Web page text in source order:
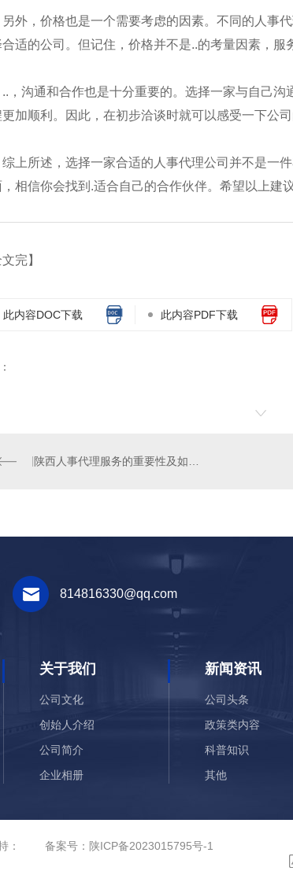
另外，价格也是一个需要考虑的因素。不同的人事
适的公司。但记住，价格并不是..的考量因素，服
..，沟通和合作也是十分重要的。选择一家与自己
加顺利。因此，在初步洽谈时就可以感受一下公司
综上所述，选择一家合适的人事代理公司并不是一
相信你会找到.适合自己的合作伙伴。希望以上建
文完】
此内容DOC下载 此内容PDF下载
陕西人事代理服务的重要性及如何选择合适的机构
814816330@qq.com
关于我们
公司文化
创始人介绍
公司简介
企业相册
新闻资讯
公司头条
政策类内容
科普知识
其他
： 备案号： 陕ICP备2023015795号-1